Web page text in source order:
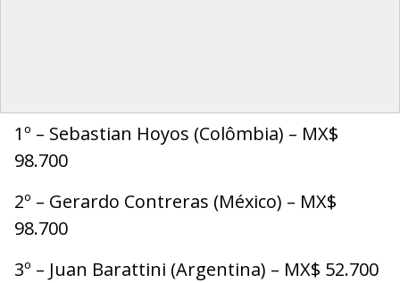
1º – Sebastian Hoyos (Colômbia) – MX$
98.700
2º – Gerardo Contreras (México) – MX$
98.700
3º – Juan Barattini (Argentina) – MX$ 52.700